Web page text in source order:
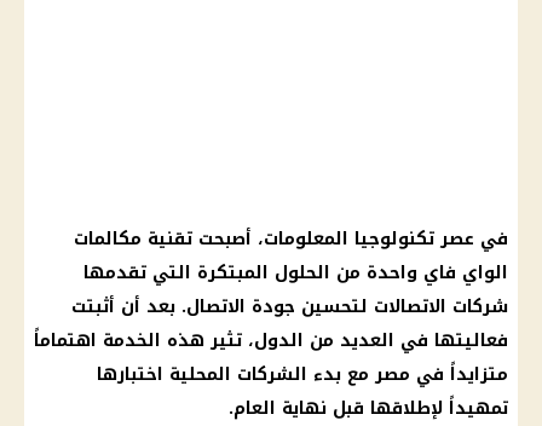
في عصر تكنولوجيا المعلومات، أصبحت تقنية مكالمات
الواي فاي واحدة من الحلول المبتكرة التي تقدمها
شركات الاتصالات لتحسين جودة الاتصال. بعد أن أثبتت
فعاليتها في العديد من الدول، تثير هذه الخدمة اهتماماً
متزايداً في مصر مع بدء الشركات المحلية اختبارها
تمهيداً لإطلاقها قبل نهاية العام.